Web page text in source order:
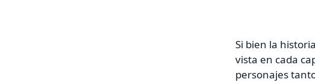
Si bien la
vista en cada
personajes